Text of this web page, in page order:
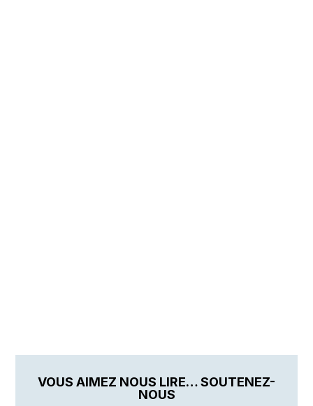
VOUS AIMEZ NOUS LIRE… SOUTENEZ-
NOUS